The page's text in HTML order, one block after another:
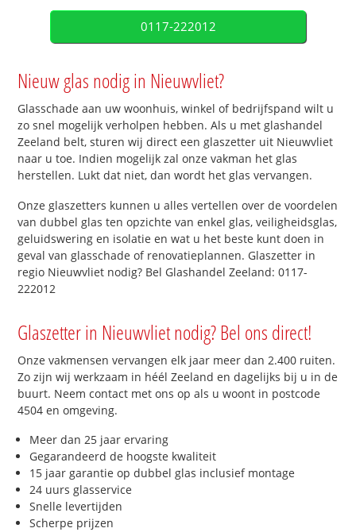
0117-222012
Nieuw glas nodig in Nieuwvliet?
Glasschade aan uw woonhuis, winkel of bedrijfspand wilt u
zo snel mogelijk verholpen hebben. Als u met glashandel
Zeeland belt, sturen wij direct een glaszetter uit Nieuwvliet
naar u toe. Indien mogelijk zal onze vakman het glas
herstellen. Lukt dat niet, dan wordt het glas vervangen.
Onze glaszetters kunnen u alles vertellen over de voordelen
van dubbel glas ten opzichte van enkel glas, veiligheidsglas,
geluidswering en isolatie en wat u het beste kunt doen in
geval van glasschade of renovatieplannen. Glaszetter in
regio Nieuwvliet nodig? Bel Glashandel Zeeland: 0117-
222012
Glaszetter in Nieuwvliet nodig? Bel ons direct!
Onze vakmensen vervangen elk jaar meer dan 2.400 ruiten.
Zo zijn wij werkzaam in héél Zeeland en dagelijks bij u in de
buurt. Neem contact met ons op als u woont in postcode
4504 en omgeving.
Meer dan 25 jaar ervaring
Gegarandeerd de hoogste kwaliteit
15 jaar garantie op dubbel glas inclusief montage
24 uurs glasservice
Snelle levertijden
Scherpe prijzen